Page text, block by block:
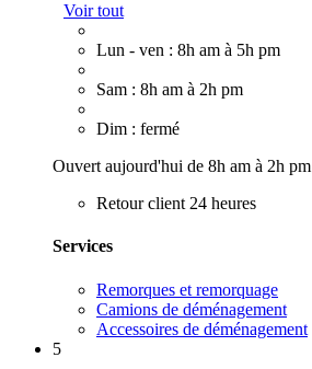
Voir tout
Lun - ven : 8h am à 5h pm
Sam : 8h am à 2h pm
Dim : fermé
Ouvert aujourd'hui de 8h am à 2h pm
Retour client 24 heures
Services
Remorques et remorquage
Camions de déménagement
Accessoires de déménagement
5